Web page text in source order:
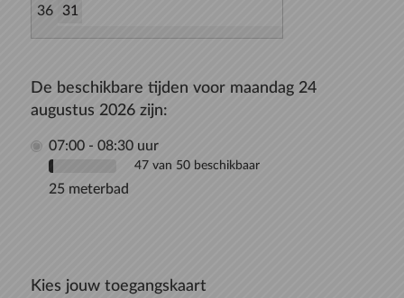
36
31
De beschikbare tijden voor maandag 24
augustus 2026 zijn:
07:00 - 08:30 uur
47 van 50 beschikbaar
25 meterbad
Kies jouw toegangskaart